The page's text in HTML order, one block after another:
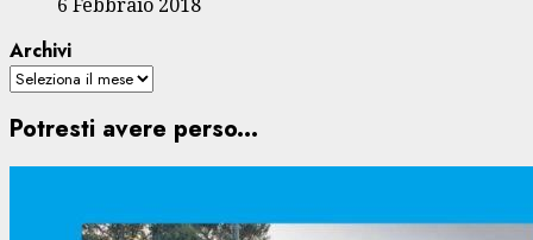
Archivi
Potresti avere perso...